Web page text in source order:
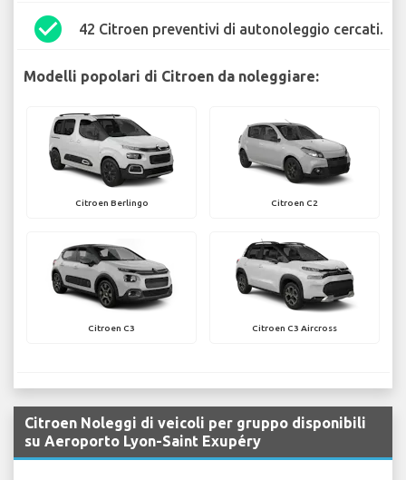
check_circle 42 Citroen preventivi di autonoleggio cercati.
Modelli popolari di Citroen da noleggiare:
Citroen Berlingo Citroen C2
Citroen C3 Citroen C3 Aircross
Citroen Noleggi di veicoli per gruppo disponibili
su Aeroporto Lyon-Saint Exupéry